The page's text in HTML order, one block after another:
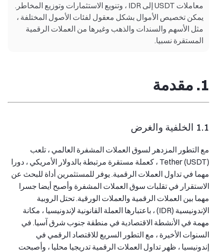
معاملات USDT إلى IDR ، وتنويع الاستثمارات وتوزيع المخاطر.
يمكن تخصيص الأموال بشكل معقول لفئات الأصول المختلفة ،
مثل الأسهم والسندات والذهب وغيرها من العملات الرقمية
المستقرة نسبيا.
1. مقدمة
1.1 الخلفية والغرض
مع التطور المزدهر لسوق العملات المشفرة العالمي ، تلعب
Tether (USDT) ، كعملة مستقرة مرتبطة بالدولار الأمريكي ، دورا
مهما في تداول العملات الرقمية. يوفر للمستثمرين أداة للبحث عن
الاستقرار في تقلبات سوق العملات المشفرة وأصبح أيضا جسرا
مهما بين العملات الرقمية والعملات الورقية. تحتل الروبية
الإندونيسية (IDR) ، باعتبارها العملة القانونية لإندونيسيا ، مكانة
مهمة في الأنشطة الاقتصادية في منطقة جنوب شرق آسيا. في
السنوات الأخيرة ، مع التطور السريع للاقتصاد الرقمي في
إندونيسيا ، ظهر تداول العملات الرقمية تدريجيا محليا ، وأصبحت